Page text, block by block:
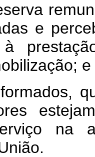
e
à
e
na